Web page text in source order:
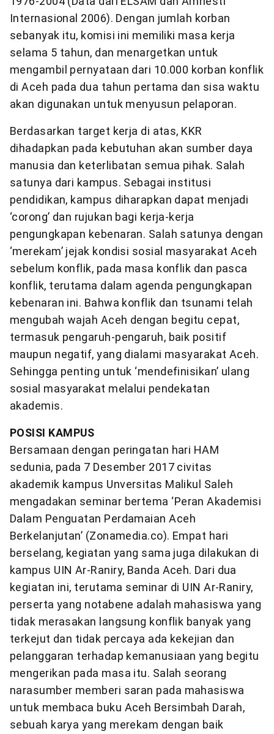
Internasional 2006). Dengan jumlah korban
sebanyak itu, komisi ini memiliki masa kerja
selama 5 tahun, dan menargetkan untuk
mengambil pernyataan dari 10.000 korban konflik
di Aceh pada dua tahun pertama dan sisa waktu
akan digunakan untuk menyusun pelaporan.
Berdasarkan target kerja di atas, KKR
dihadapkan pada kebutuhan akan sumber daya
manusia dan keterlibatan semua pihak. Salah
satunya dari kampus. Sebagai institusi
pendidikan, kampus diharapkan dapat menjadi
‘corong’ dan rujukan bagi kerja-kerja
pengungkapan kebenaran. Salah satunya dengan
‘merekam’ jejak kondisi sosial masyarakat Aceh
sebelum konflik, pada masa konflik dan pasca
konflik, terutama dalam agenda pengungkapan
kebenaran ini. Bahwa konflik dan tsunami telah
mengubah wajah Aceh dengan begitu cepat,
termasuk pengaruh-pengaruh, baik positif
maupun negatif, yang dialami masyarakat Aceh.
Sehingga penting untuk ‘mendefinisikan’ ulang
sosial masyarakat melalui pendekatan
akademis.
POSISI KAMPUS
Bersamaan dengan peringatan hari HAM
sedunia, pada 7 Desember 2017 civitas
akademik kampus Unversitas Malikul Saleh
mengadakan seminar bertema ‘Peran Akademisi
Dalam Penguatan Perdamaian Aceh
Berkelanjutan’ (Zonamedia.co). Empat hari
berselang, kegiatan yang sama juga dilakukan di
kampus UIN Ar-Raniry, Banda Aceh. Dari dua
kegiatan ini, terutama seminar di UIN Ar-Raniry,
perserta yang notabene adalah mahasiswa yang
tidak merasakan langsung konflik banyak yang
terkejut dan tidak percaya ada kekejian dan
pelanggaran terhadap kemanusiaan yang begitu
mengerikan pada masa itu. Salah seorang
narasumber memberi saran pada mahasiswa
untuk membaca buku Aceh Bersimbah Darah,
sebuah karya yang merekam dengan baik